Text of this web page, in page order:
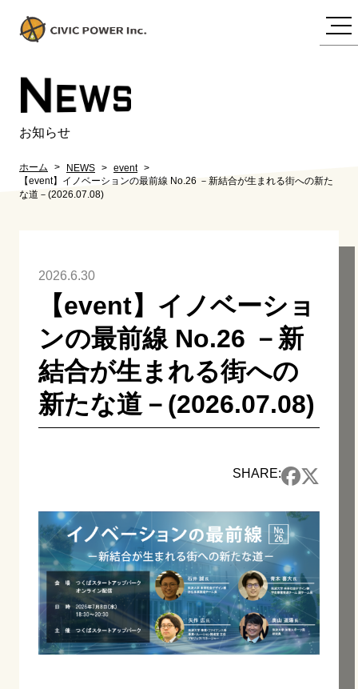
NEWS
お知らせ
ホーム NEWS
event
【event】イノベーションの最前線 No.26 －新結合が生まれる街への新た
な道－(2026.07.08)
2026.6.30
【event】イノベーショ
ンの最前線 No.26 －新
結合が生まれる街への
新たな道－(2026.07.08)
SHARE: